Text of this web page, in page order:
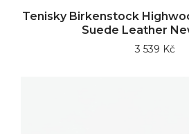
Tenisky Birkenstock
Suede Leather
3 539 Kč